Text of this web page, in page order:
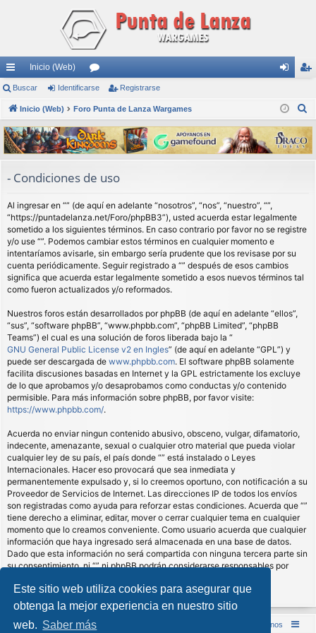
Este sitio web utiliza cookies para asegurar que
obtenga la mejor experiencia en nuestro sitio
web. Saber más
nl
ac
es
rá
s
Inicio (Web)
or
os nti
fic
ar
ist
ra
rs
Buscar Identificarse Registrarse
Inicio (Web) Foro Punta de Lanza Wargames
s
c
- Condiciones de uso
Al ingresar en “” (de aquí en adelante “nosotros”, “nos”, “nuestro”, “”,
“https://puntadelanza.net/Foro/phpBB3”), usted acuerda estar legalmente
sometido a los siguientes términos. En caso contrario por favor no se registre
y/o use “”. Podemos cambiar estos términos en cualquier momento e
intentaríamos avisarle, sin embargo sería prudente que los revisase por su
cuenta periódicamente. Seguir registrado a “” después de esos cambios
significa que acuerda estar legalmente sometido a esos nuevos términos tal
como fueron actualizados y/o reformados.
Nuestros foros están desarrollados por phpBB (de aquí en adelante “ellos”,
“sus”, “software phpBB”, “www.phpbb.com”, “phpBB Limited”, “phpBB
Teams”) el cual es una solución de foros liberada bajo la “
GNU General Public License v2 en Ingles” (de aquí en adelante “GPL”) y
puede ser descargada de www.phpbb.com. El software phpBB solamente
facilita discusiones basadas en Internet y la GPL estrictamente los excluye
de lo que aprobamos y/o desaprobamos como conductas y/o contenido
permisible. Para más información sobre phpBB, por favor visite:
https://www.phpbb.com/.
Acuerda no enviar ningun contenido abusivo, obsceno, vulgar, difamatorio,
indecente, amenazante, sexual o cualquier otro material que pueda violar
cualquier ley de su país, el país donde “” está instalado o Leyes
Internacionales. Hacer eso provocará que sea inmediata y
permanentemente expulsado y, si lo creemos oportuno, con notificación a su
Proveedor de Servicios de Internet. Las direcciones IP de todos los envíos
son registradas como ayuda para reforzar estas condiciones. Acuerda que “”
tiene derecho a eliminar, editar, mover o cerrar cualquier tema en cualquier
momento que lo creamos conveniente. Como usuario acuerda que cualquier
información que haya ingresado será almacenada en una base de datos.
Dado que esta información no será compartida con ninguna tercera parte sin
su consentimiento, ni “” ni phpBB podrán considerarse responsables por
comprometidos.
Inicio (Web) Foro Punta de Lanza Wargames Contáctenos